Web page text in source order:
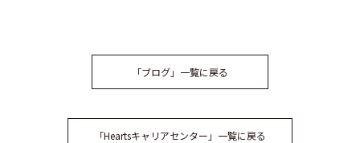
「ブログ」一覧に戻る
「Heartsキャリアセンター」一覧に戻る